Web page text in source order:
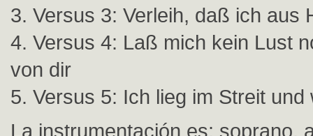
3. Versus 3: Verleih, daß ich aus
4. Versus 4: Laß mich kein Lust
von dir
5. Versus 5: Ich lieg im Streit und
La instrumentación es: soprano,